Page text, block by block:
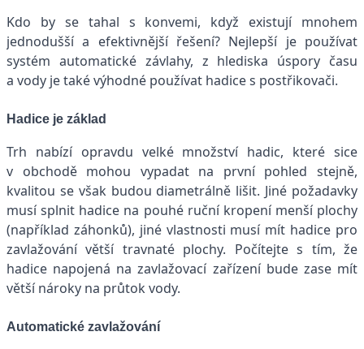
Kdo by se tahal s konvemi, když existují mnohem
jednodušší a efektivnější řešení? Nejlepší je používat
systém automatické závlahy, z hlediska úspory času
a vody je také výhodné používat hadice s postřikovači.
Hadice je základ
Trh nabízí opravdu velké množství hadic, které sice
v obchodě mohou vypadat na první pohled stejně,
kvalitou se však budou diametrálně lišit. Jiné požadavky
musí splnit hadice na pouhé ruční kropení menší plochy
(například záhonků), jiné vlastnosti musí mít hadice pro
zavlažování větší travnaté plochy. Počítejte s tím, že
hadice napojená na zavlažovací zařízení bude zase mít
větší nároky na průtok vody.
Automatické zavlažování